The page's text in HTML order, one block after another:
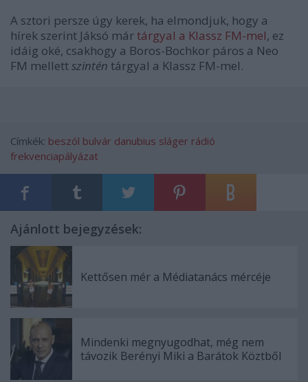
A sztori persze úgy kerek, ha elmondjuk, hogy a
hírek szerint Jáksó mártárgyal a Klassz FM-mel, ez
idáig oké, csakhogy a Boros-Bochkor páros a Neo
FM mellettszintén tárgyal a Klassz FM-mel.
Címkék: beszól bulvár danubius sláger rádió
frekvenciapályázat
Ajánlott bejegyzések:
Kettősen mér a Médiatanács mércéje
Mindenki megnyugodhat, még nem
távozik Berényi Miki a Barátok Köztből